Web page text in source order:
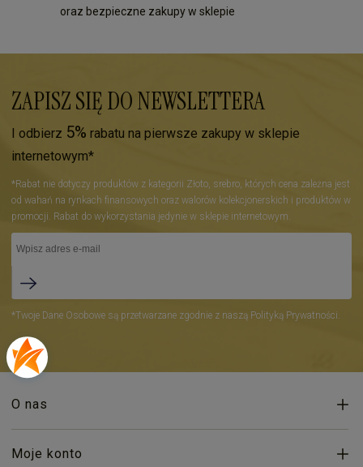
oraz bezpieczne zakupy w sklepie
ZAPISZ SIĘ DO NEWSLETTERA
I odbierz 5% rabatu na pierwsze zakupy w sklepie
internetowym*
*Rabat nie dotyczy produktów z kategorii Złoto, srebro, których cena zależna jest
od wahań na rynkach finansowych oraz walorów kolekcjonerskich i produktów w
promocji. Rabat do wykorzystania jedynie w sklepie internetowym.
*Twoje Dane Osobowe są przetwarzane zgodnie z naszą Polityką Prywatności.
O nas
Moje konto